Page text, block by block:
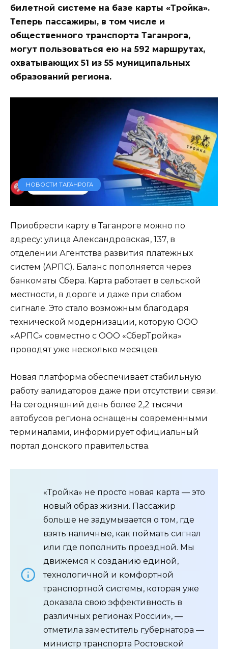
билетной системе на базе карты «Тройка».
Теперь пассажиры, в том числе и
общественного транспорта Таганрога,
могут пользоваться ею на 592 маршрутах,
охватывающих 51 из 55 муниципальных
образований региона.
НОВОСТИ ТАГАНРОГА
Приобрести карту в Таганроге можно по
адресу: улица Александровская, 137, в
отделении Агентства развития платежных
систем (АРПС). Баланс пополняется через
банкоматы Сбера. Карта работает в сельской
местности, в дороге и даже при слабом
сигнале. Это стало возможным благодаря
технической модернизации, которую ООО
«АРПС» совместно с ООО «СберТройка»
проводят уже несколько месяцев.
Новая платформа обеспечивает стабильную
работу валидаторов даже при отсутствии связи.
На сегодняшний день более 2,2 тысячи
автобусов региона оснащены современными
терминалами, информирует официальный
портал донского правительства.
«Тройка» не просто новая карта — это
новый образ жизни. Пассажир
больше не задумывается о том, где
взять наличные, как поймать сигнал
или где пополнить проездной. Мы
движемся к созданию единой,
технологичной и комфортной
транспортной системы, которая уже
доказала свою эффективность в
различных регионах России», —
отметила заместитель губернатора —
министр транспорта Ростовской